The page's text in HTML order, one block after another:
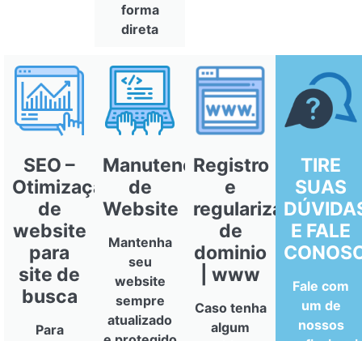
forma
direta
SEO –
Otimização
de
website
para
site de
busca
Para
Manutenção
de
Website
Mantenha
seu
website
sempre
atualizado
Registro
e
regularização
de
dominio
| www
Caso tenha
algum
TIRE
SUAS
E FALE
Fale com
um de
nossos